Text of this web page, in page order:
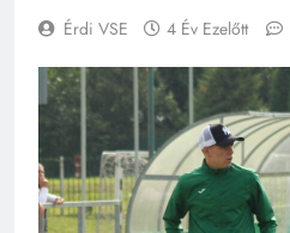
Érdi VSE 4 Év Ezelőtt